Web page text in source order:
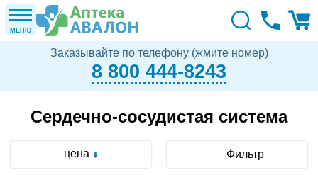
МЕНЮ
Заказывайте по телефону (жмите номер)
8 800 444-8243
Сердечно-сосудистая система
цена Фильтр